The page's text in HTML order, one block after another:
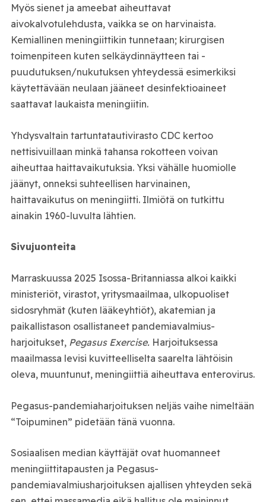
Myös sienet ja ameebat aiheuttavat
aivokalvotulehdusta, vaikka se on harvinaista.
Kemiallinen meningiittikin tunnetaan; kirurgisen
toimenpiteen kuten selkäydinnäytteen tai -
puudutuksen/nukutuksen yhteydessä esimerkiksi
käytettävään neulaan jääneet desinfektioaineet
saattavat laukaista meningiitin.
Yhdysvaltain tartuntatautivirasto CDC kertoo
nettisivuillaan minkä tahansa rokotteen voivan
aiheuttaa haittavaikutuksia. Yksi vähälle huomiolle
jäänyt, onneksi suhteellisen harvinainen,
haittavaikutus on meningiitti. Ilmiötä on tutkittu
ainakin 1960-luvulta lähtien.
Sivujuonteita
Marraskuussa 2025 Isossa-Britanniassa alkoi kaikki
ministeriöt, virastot, yritysmaailmaa, ulkopuoliset
sidosryhmät (kuten lääkeyhtiöt), akatemian ja
paikallistason osallistaneet pandemiavalmius-
harjoitukset,Pegasus Exercise.Harjoituksessa
maailmassa levisi kuvitteelliselta saarelta lähtöisin
oleva, muuntunut, meningiittiä aiheuttava enterovirus.
Pegasus-pandemiaharjoituksen neljäs vaihe nimeltään
“Toipuminen” pidetään tänä vuonna.
Sosiaalisen median käyttäjät ovat huomanneet
meningiittitapausten ja Pegasus-
pandemiavalmiusharjoituksen ajallisen yhteyden sekä